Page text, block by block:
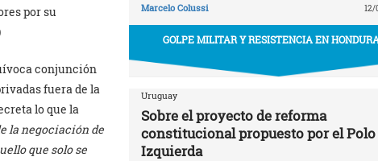
por su
conjunción
fuera de la
lo que la
la negociación de
que solo se
Marcelo Colussi 12/
GOLPE MILITAR Y RESISTENCIA EN
Uruguay
Sobre el proyecto de reforma
constitucional propuesto por el Polo
Izquierda